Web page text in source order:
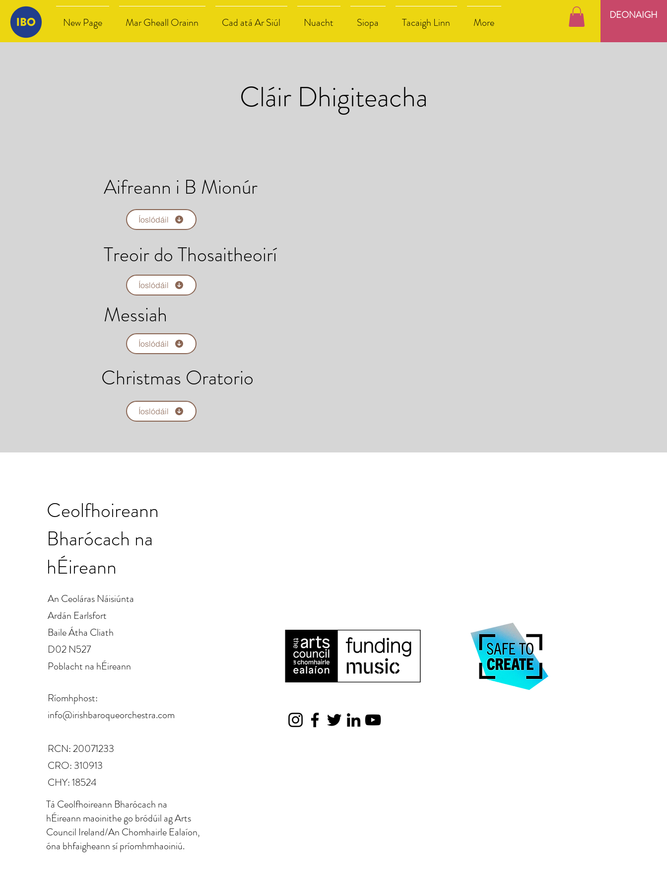
New Page Mar Gheall Orainn Cad atá Ar Siúl Nuacht Siopa Tacaigh Linn More
DEONAIGH
Cláir Dhigiteacha
Aifreann i B Mionúr
Íoslódáil
Treoir do Thosaitheoirí
Íoslódáil
Messiah
Íoslódáil
Christmas Oratorio
Íoslódáil
Ceolfhoireann
Bharócach na
hÉireann
An Ceoláras Náisiúnta
Ardán Earlsfort
Baile Átha Cliath
D02 N527
Poblacht na hÉireann
Ríomhphost:
info@irishbaroqueorchestra.com
RCN: 20071233
CRO: 310913
CHY: 18524
Tá Ceolfhoireann Bharócach na
hÉireann maoinithe go bródúil ag Arts
Council Ireland/An Chomhairle Ealaíon,
óna bhfaigheann sí príomhmhaoiniú.